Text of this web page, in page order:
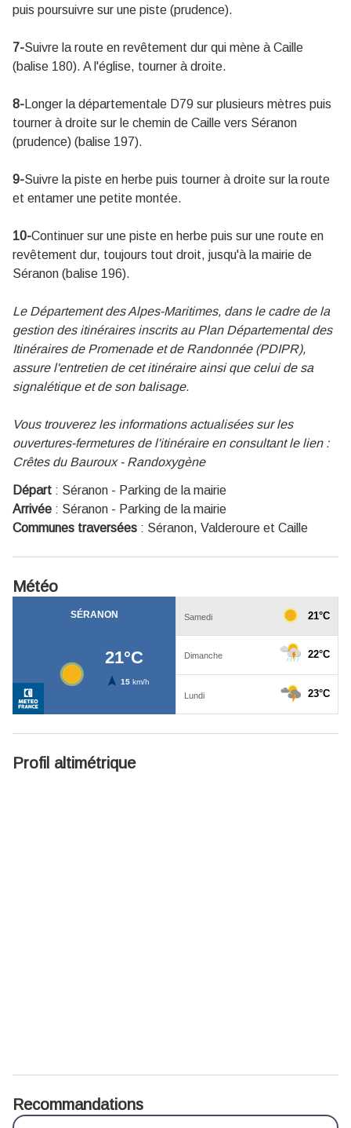
puis poursuivre sur une piste (prudence).
7-Suivre la route en revêtement dur qui mène à Caille
(balise 180). A l'église, tourner à droite.
8- Longer la départementale D79 sur plusieurs mètres puis
tourner à droite sur le chemin de Caille vers Séranon
(prudence) (balise 197).
9-Suivre la piste en herbe puis tourner à droite sur la route
et entamer une petite montée.
10-Continuer sur une piste en herbe puis sur une route en
revêtement dur, toujours tout droit, jusqu'à la mairie de
Séranon (balise 196).
Le Département des Alpes-Maritimes, dans le cadre de la
gestion des itinéraires inscrits au Plan Départemental des
Itinéraires de Promenade et de Randonnée (PDIPR),
assure l'entretien de cet itinéraire ainsi que celui de sa
signalétique et de son balisage.
Vous trouverez les informations actualisées sur les
ouvertures-fermetures de l'itinéraire en consultant le lien :
Crêtes du Bauroux - Randoxygène
Départ : Séranon - Parking de la mairie
Arrivée : Séranon - Parking de la mairie
Communes traversées : Séranon, Valderoure et Caille
Météo
Profil altimétrique
Recommandations